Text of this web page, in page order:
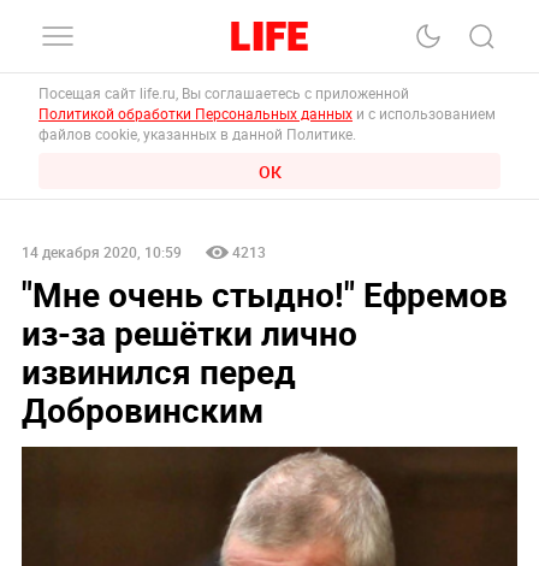
Посещая сайт life.ru, Вы соглашаетесь с приложенной
Политикой обработки Персональных данных и с использованием
файлов cookie, указанных в данной Политике.
ОК
14 декабря 2020, 10:59 4213
"Мне очень стыдно!" Ефремов
из-за решётки лично
извинился перед
Добровинским